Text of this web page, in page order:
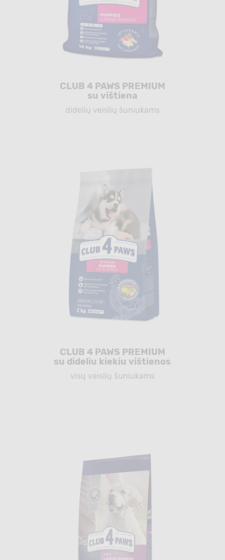
CLUB 4 PAWS PREMIUM
su vištiena
didelių veislių šuniukams
CLUB 4 PAWS PREMIUM
su dideliu kiekiu vištienos
visų veislių šuniukams